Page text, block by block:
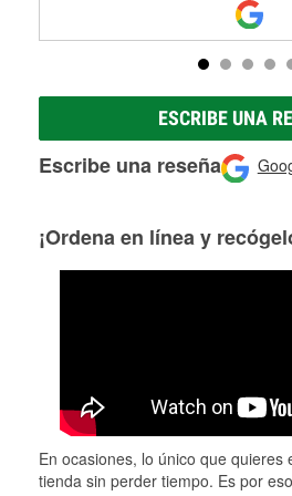
ESCRIBE UNA
Escribe una reseña
¡Ordena en línea y
En ocasiones, lo único que quieres
tienda sin perder tiempo. Es por